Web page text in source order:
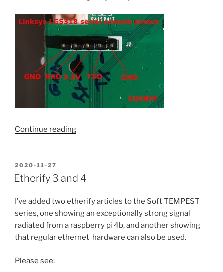
Continue reading“Pinout
LGS318”
POSTED
ON
2020-11-27
Etherify 3 and 4
I’ve added two etherify articles to the Soft TEMPEST
series, one showing an exceptionally strong signal
radiated from a raspberry pi 4b, and another showing
that regular ethernet hardware can also be used.
Please see: